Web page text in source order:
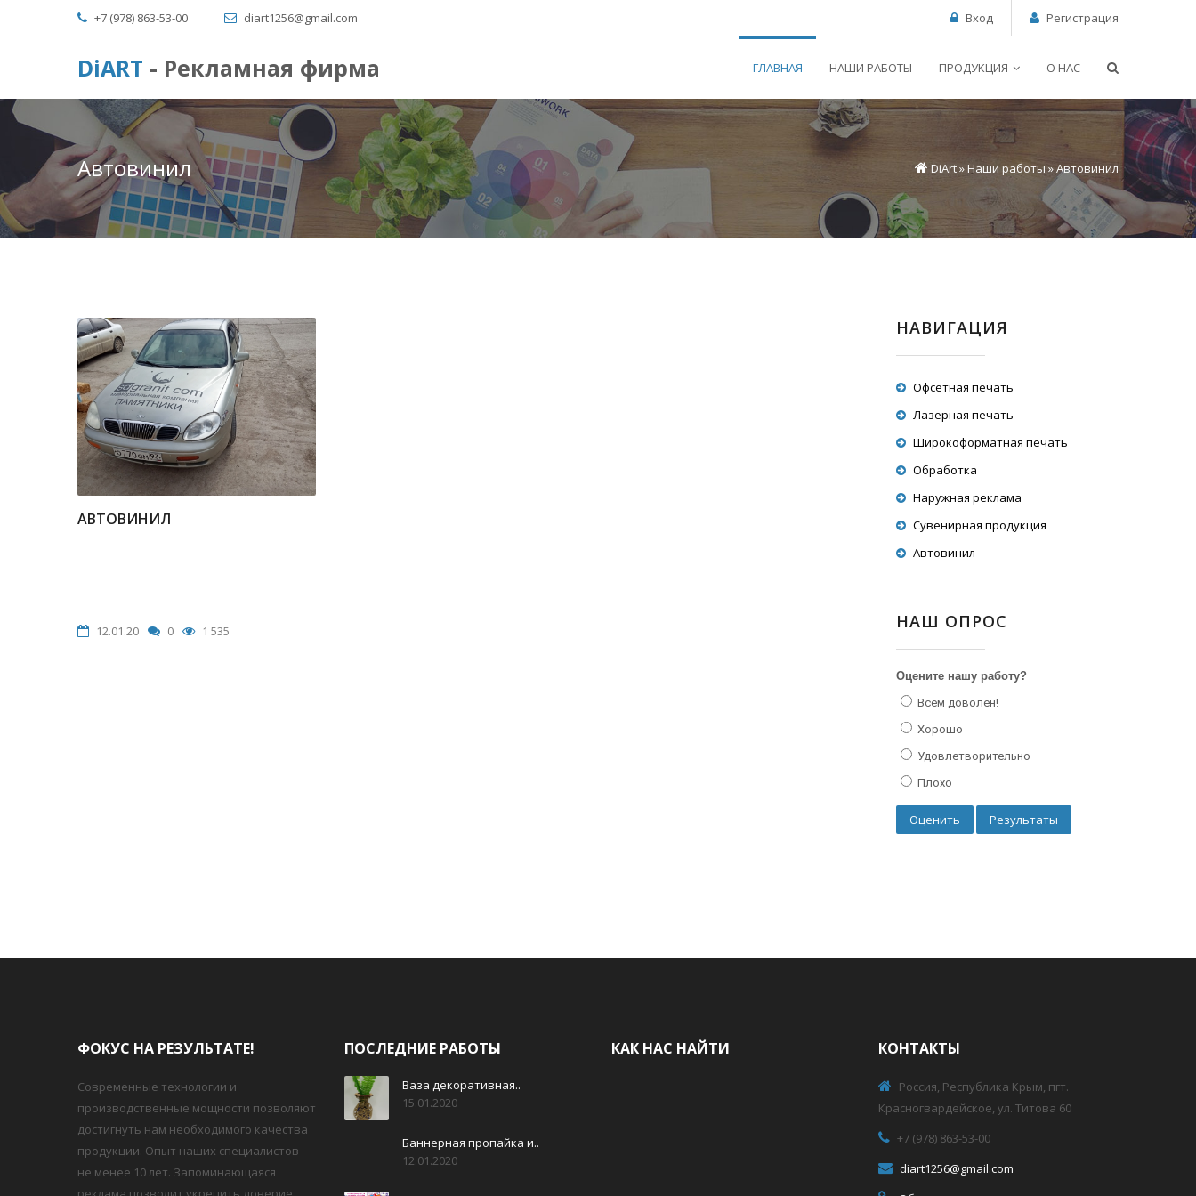
+7 (978) 863-53-00 diart1256@gmail.com Вход Регистрация
DiART - Рекламная фирма ГЛАВНАЯ НАШИ РАБОТЫ ПРОДУКЦИЯ О НАС
Автовинил DiArt»Наши работы » Автовинил
АВТОВИНИЛ
12.01.20 0 1 535
НАВИГАЦИЯ
Офсетная печать
Лазерная печать
Широкоформатная печать
Обработка
Наружная реклама
Сувенирная продукция
Автовинил
НАШ ОПРОС
Оцените нашу работу?
Всем доволен!
Хорошо
Удовлетворительно
Плохо
ФОКУС НА РЕЗУЛЬТАТЕ!
Современные технологии и
производственные мощности позволяют
достигнуть нам необходимого качества
продукции. Опыт наших специалистов -
не менее 10 лет. Запоминающаяся
ПОСЛЕДНИЕ РАБОТЫ
Ваза декоративная..
15.01.2020
Баннерная пропайка и..
12.01.2020
КАК НАС НАЙТИ КОНТАКТЫ
Россия, Республика Крым, пгт.
Красногвардейское, ул. Титова 60
+7 (978) 863-53-00
diart1256@gmail.com